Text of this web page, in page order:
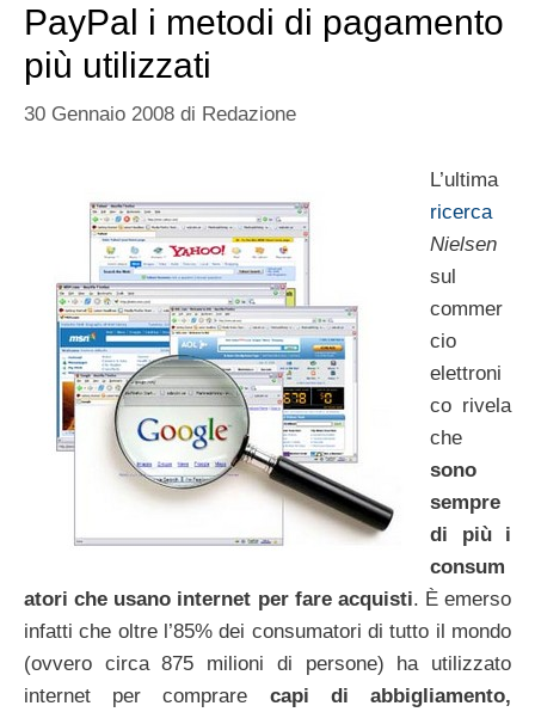
PayPal i metodi di pagamento
più utilizzati
30 Gennaio 2008 di Redazione
L’ultima
ricerca
Nielsen
sul
commer
cio
elettroni
co rivela
che
sono
sempre
di più i
consum
atori che usano internet per fare acquisti. È emerso
infatti che oltre l’85% dei consumatori di tutto il mondo
(ovvero circa 875 milioni di persone) ha utilizzato
internet per comprare capi di abbigliamento,